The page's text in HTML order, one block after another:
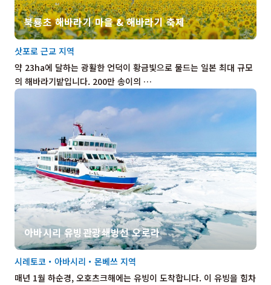
북룡초 해바라기 마을 & 해바라기 축제
약 23ha에 달하는 광활한 언덕이 황금빛으로 물드는 일본 최대 규모
의 해바라기밭입니다. 200만 송이의 …
삿포로 근교 지역
아바시리 유빙관광쇄빙선 오로라
매년 1월 하순경, 오호츠크해에는 유빙이 도착합니다. 이 유빙을 힘차
시레토코・아바시리・몬베쓰 지역